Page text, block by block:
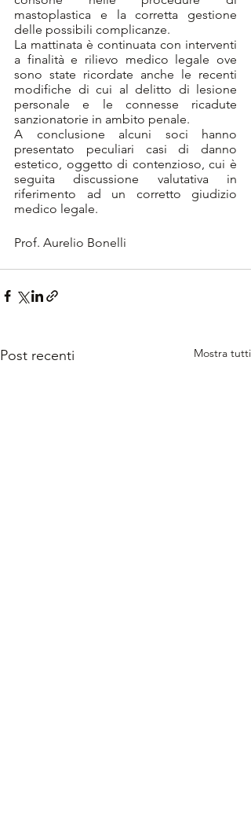
mastoplastica e la corretta gestione
delle possibili complicanze.
La mattinata è continuata con interventi
a finalità e rilievo medico legale ove
sono state ricordate anche le recenti
modifiche di cui al delitto di lesione
personale e le connesse ricadute
sanzionatorie in ambito penale.
A conclusione alcuni soci hanno
presentato peculiari casi di danno
estetico, oggetto di contenzioso, cui è
seguita discussione valutativa in
riferimento ad un corretto giudizio
medico legale.
Prof. Aurelio Bonelli
Post recenti Mostra tutti